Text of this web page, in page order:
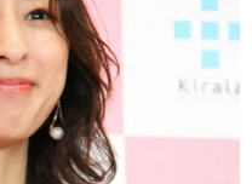
+84 -1